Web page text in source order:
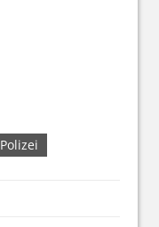
Polizei